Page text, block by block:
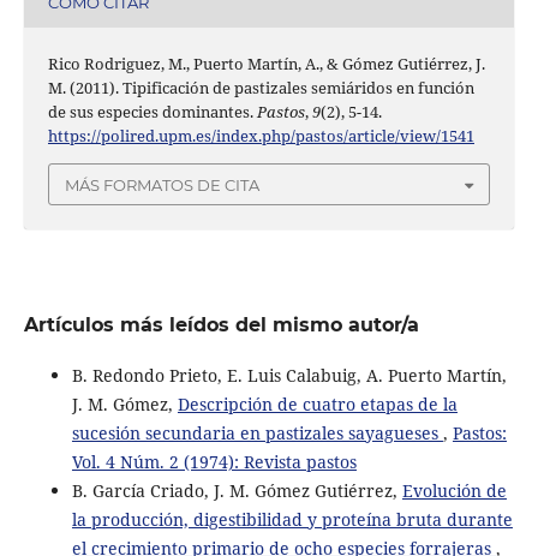
Rico Rodriguez, M., Puerto Martín, A., & Gómez Gutiérrez, J.
M. (2011). Tipificación de pastizales semiáridos en función
de sus especies dominantes.Pastos,9(2), 5-14.
https://polired.upm.es/index.php/pastos/article/view/1541
MÁS FORMATOS DE CITA
Artículos más leídos del mismo autor/a
B. Redondo Prieto, E. Luis Calabuig, A. Puerto Martín,
J. M. Gómez, Descripción de cuatro etapas de la
sucesión secundaria en pastizales sayagueses , Pastos:
Vol. 4 Núm. 2 (1974): Revista pastos
B. García Criado, J. M. Gómez Gutiérrez, Evolución de
la producción, digestibilidad y proteína bruta durante
el crecimiento primario de ocho especies forrajeras ,